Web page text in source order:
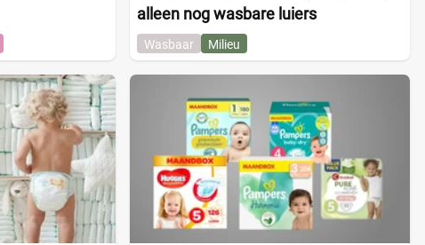
alleen nog wasbare luiers
Wasbaar Milieu